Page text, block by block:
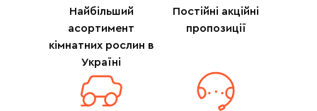
Найбільший
асортимент
кімнатних рослин в
Україні
Постійні акційні
пропозиції